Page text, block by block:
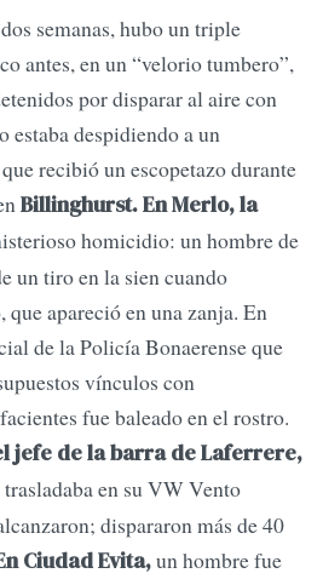
semanas, hubo un triple
antes, en un “velorio tumbero”,
por disparar al aire con
estaba despidiendo a un
recibió un escopetazo durante
Billinghurst. En Merlo, la
homicidio: un hombre de
un tiro en la sien cuando
apareció en una zanja. En
de la Policía Bonaerense que
vínculos con
fue baleado en el rostro.
jefe de la barra de Laferrere,
trasladaba en su VW Vento
dispararon más de 40
Ciudad Evita,un hombre fue